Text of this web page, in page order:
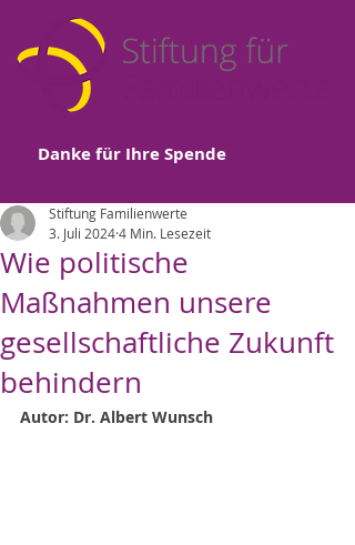
Danke für Ihre Spende
Wie politische
Maßnahmen unsere
gesellschaftliche Zukunft
behindern
Stiftung Familienwerte
3. Juli 20244 Min. Lesezeit
Autor: Dr. Albert Wunsch